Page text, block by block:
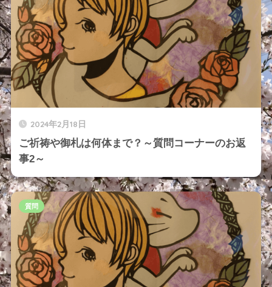
2024年2月18日
ご祈祷や御札は何体まで？～質問コーナーのお返
事2～
質問